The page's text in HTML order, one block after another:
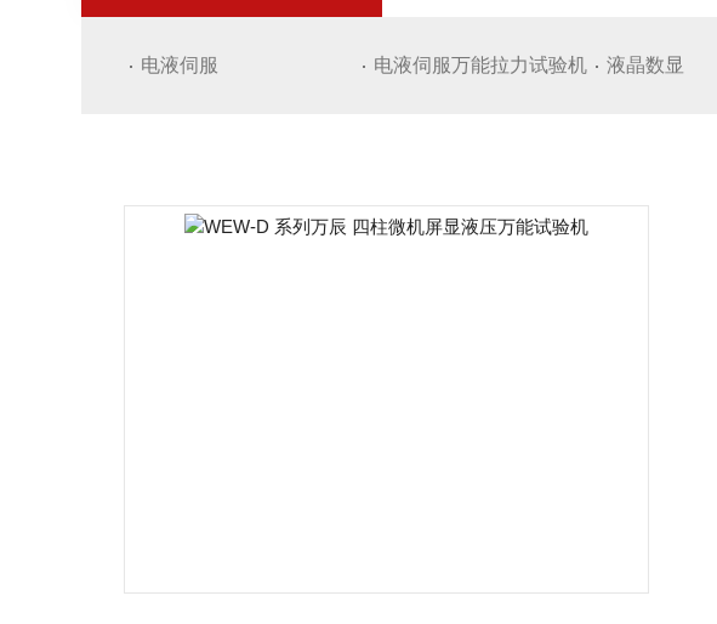
电液伺服 电液伺服万能拉力试验机 液晶数显